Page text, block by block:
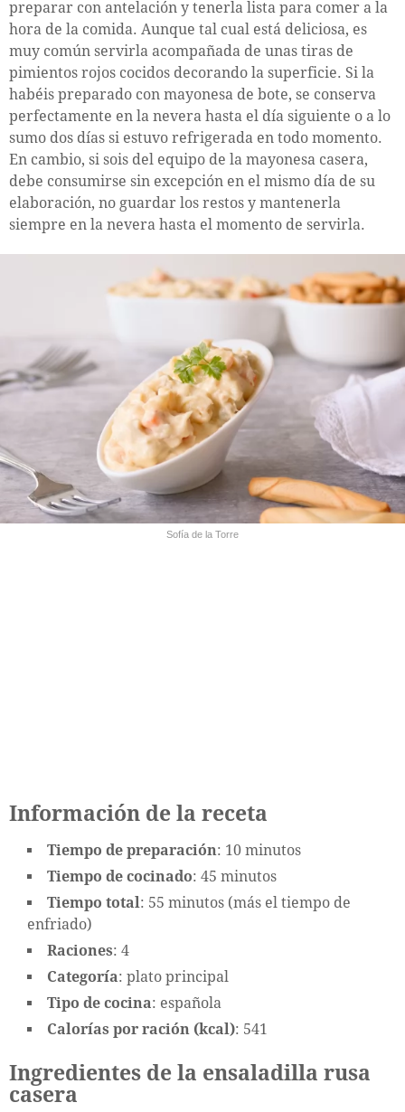
preparar con antelación y tenerla lista para comer a la
hora de la comida. Aunque tal cual está deliciosa, es
muy común servirla acompañada de unas tiras de
pimientos rojos cocidos decorando la superficie. Si la
habéis preparado con mayonesa de bote, se conserva
perfectamente en la nevera hasta el día siguiente o a lo
sumo dos días si estuvo refrigerada en todo momento.
En cambio, si sois del equipo de la mayonesa casera,
debe consumirse sin excepción en el mismo día de su
elaboración, no guardar los restos y mantenerla
siempre en la nevera hasta el momento de servirla.
Sofía de la Torre
Información de la receta
Tiempo de preparación: 10 minutos
Tiempo de cocinado: 45 minutos
Tiempo total: 55 minutos (más el tiempo de
enfriado)
Raciones: 4
Categoría: plato principal
Tipo de cocina: española
Calorías por ración (kcal): 541
Ingredientes de la ensaladilla rusa
casera